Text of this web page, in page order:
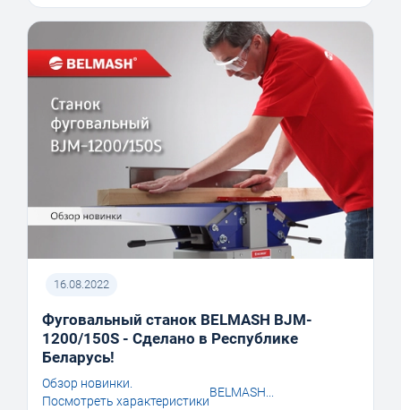
16.08.2022
Фуговальный станок BELMASH BJM-
1200/150S - Сделано в Республике
Беларусь!
Обзор новинки.
Посмотреть характеристики
BELMASH...